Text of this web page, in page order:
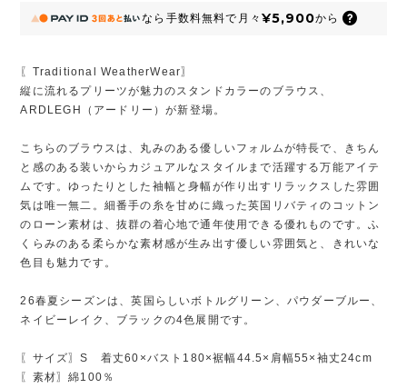
なら 手数料無料で 月々 ¥5,900から
〖Traditional WeatherWear〗
縦に流れるプリーツが魅力のスタンドカラーのブラウス、
ARDLEGH（アードリー）が新登場。
こちらのブラウスは、丸みのある優しいフォルムが特長で、きちん
と感のある装いからカジュアルなスタイルまで活躍する万能アイテ
ムです。ゆったりとした袖幅と身幅が作り出すリラックスした雰囲
気は唯一無二。細番手の糸を甘めに織った英国リバティのコットン
のローン素材は、抜群の着心地で通年使用できる優れものです。ふ
くらみのある柔らかな素材感が生み出す優しい雰囲気と、きれいな
色目も魅力です。
26春夏シーズンは、英国らしいボトルグリーン、パウダーブルー、
ネイビーレイク、ブラックの4色展開です。
〖サイズ〗S 着丈60×バスト180×裾幅44.5×肩幅55×袖丈24cm
〖素材〗綿100％